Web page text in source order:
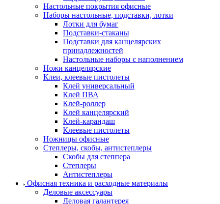
Настольные покрытия офисные
Наборы настольные, подставки, лотки
Лотки для бумаг
Подставки-стаканы
Подставки для канцелярских
принадлежностей
Настольные наборы с наполнением
Ножи канцелярские
Клеи, клеевые пистолеты
Клей универсальный
Клей ПВА
Клей-роллер
Клей канцелярский
Клей-карандаш
Клеевые пистолеты
Ножницы офисные
Степлеры, скобы, антистеплеры
Скобы для степпера
Степлеры
Антистеплеры
Офисная техника и расходные материалы
Деловые аксессуары
Деловая галантерея